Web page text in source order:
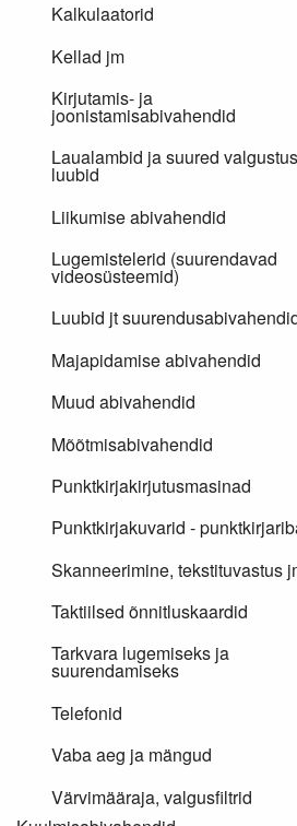
Kalkulaatorid
Kellad jm
Kirjutamis- ja
joonistamisabivahendid
Laualambid ja suured
luubid
Liikumise abivahendid
Lugemistelerid (suurendavad
videosüsteemid)
Luubid jt
Majapidamise abivahendid
Muud abivahendid
Mõõtmisabivahendid
Punktkirjakirjutusmasinad
Punktkirjakuvarid -
Skanneerimine, tekstituvastus
Taktiilsed õnnitluskaardid
Tarkvara lugemiseks ja
suurendamiseks
Telefonid
Vaba aeg ja mängud
Värvimääraja, valgusfiltrid